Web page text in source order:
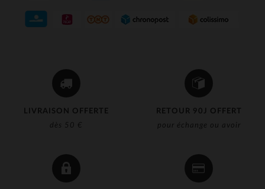
LIVRAISON OFFERTE
dès 50 €
RETOUR 90J OFFERT
pour échange ou avoir